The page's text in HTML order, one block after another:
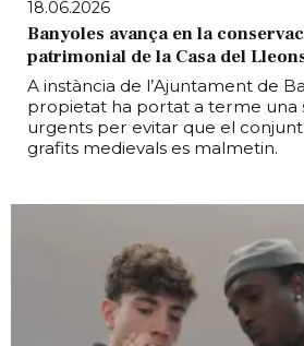
18.06.2026
Banyoles avança en la
patrimonial de la Casa del
A instància de l’Ajuntament de
propietat ha portat a terme una
urgents per evitar que el
grafits medievals es malmetin.